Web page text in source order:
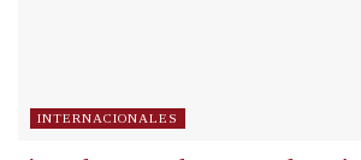
INTERNACIONALES